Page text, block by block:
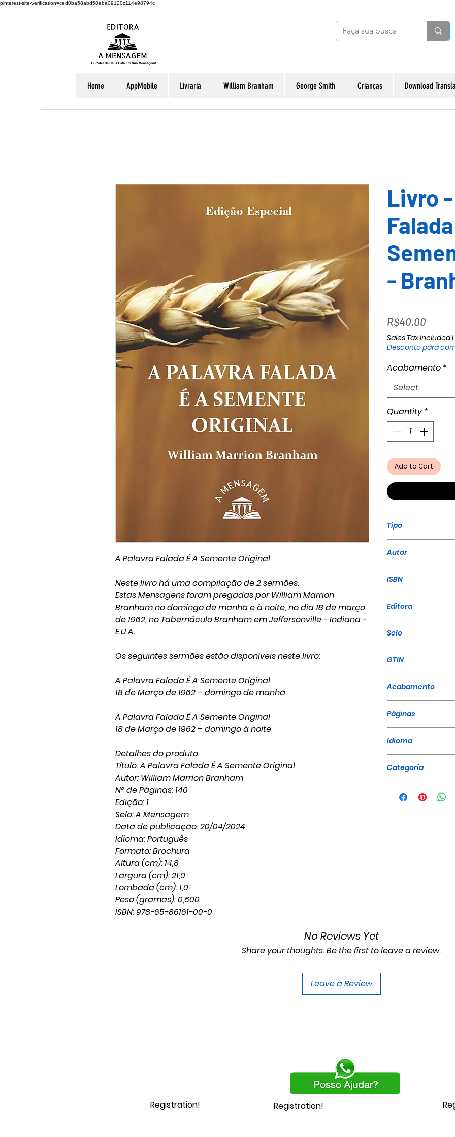
pinterest-site-verification=ced0ba58abd58eba09120c114e98794c
Home AppMobile Livraria William Branham George Smith Crianças Download
A Palavra Falada É A Semente Original
Neste livro há uma compilação de 2 sermões.
Estas Mensagens foram pregadas por William Marrion
Branham no domingo de manhã e à noite, no dia 18 de março
de 1962, no Tabernáculo Branham em Jeffersonville - Indiana -
E.U.A.
Os seguintes sermões estão disponíveis neste livro:
A Palavra Falada É A Semente Original
18 de Março de 1962 – domingo de manhã
A Palavra Falada É A Semente Original
18 de Março de 1962 – domingo à noite
Detalhes do produto
Título: A Palavra Falada É A Semente Original
Autor: William Marrion Branham
Nº de Páginas: 140
Edição: 1
Selo: A Mensagem
Data de publicação: 20/04/2024
Idioma: Português
Formato: Brochura
Altura (cm): 14,8
Largura (cm): 21,0
Lombada (cm): 1,0
Peso (gramas): 0,600
ISBN: 978-65-86161-00-0
Livro
-
R$40.00Price
Sales Tax Included|
Desconto para
Acabamento *
Select
Quantity *
Add to Cart
Tipo
Autor
ISBN
Editora
Selo
GTIN
Acabamento
Páginas
Idioma
Categoria
No Reviews Yet
Share your thoughts. Be the first to leave a review.
Leave a Review
Registration! Registration!